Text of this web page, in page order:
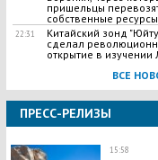
пришельцы
собственные ресурсы
22:31
Китайский зонд
сделал
открытие в изучении
ВСЕ
ПРЕСС-РЕЛИЗЫ
15:58